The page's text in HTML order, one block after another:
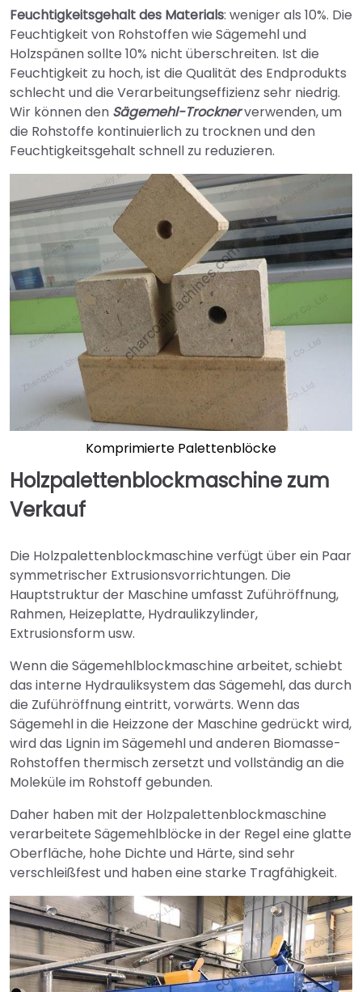
Feuchtigkeitsgehalt des Materials: weniger als 10%. Die
Feuchtigkeit von Rohstoffen wie Sägemehl und
Holzspänen sollte 10% nicht überschreiten. Ist die
Feuchtigkeit zu hoch, ist die Qualität des Endprodukts
schlecht und die Verarbeitungseffizienz sehr niedrig.
Wir können den Sägemehl-Trocknerverwenden, um
die Rohstoffe kontinuierlich zu trocknen und den
Feuchtigkeitsgehalt schnell zu reduzieren.
Komprimierte Palettenblöcke
Holzpalettenblockmaschine zum
Verkauf
Die Holzpalettenblockmaschine verfügt über ein Paar
symmetrischer Extrusionsvorrichtungen. Die
Hauptstruktur der Maschine umfasst Zuführöffnung,
Rahmen, Heizeplatte, Hydraulikzylinder,
Extrusionsform usw.
Wenn die Sägemehlblockmaschine arbeitet, schiebt
das interne Hydrauliksystem das Sägemehl, das durch
die Zuführöffnung eintritt, vorwärts. Wenn das
Sägemehl in die Heizzone der Maschine gedrückt wird,
wird das Lignin im Sägemehl und anderen Biomasse-
Rohstoffen thermisch zersetzt und vollständig an die
Moleküle im Rohstoff gebunden.
Daher haben mit der Holzpalettenblockmaschine
verarbeitete Sägemehlblöcke in der Regel eine glatte
Oberfläche, hohe Dichte und Härte, sind sehr
verschleißfest und haben eine starke Tragfähigkeit.